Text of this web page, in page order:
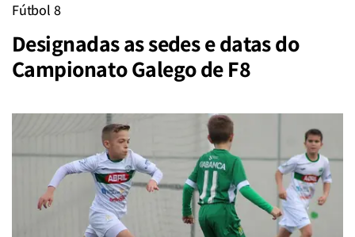
Fútbol 8
Designadas as sedes e datas do
Campionato Galego de F8